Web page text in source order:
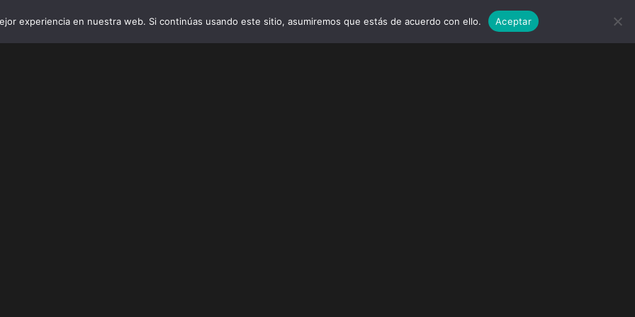
INICIO VIBRO AI EMPRESAS Y MARCAS EVENTOS WEDDINGS CONTACTO
experiencia en nuestra web. Si continúas usando este sitio, asumiremos que estás de acuerdo con ello. Aceptar